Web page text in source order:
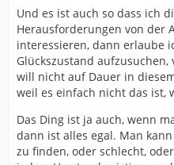
Und es ist auch so dass ich
Herausforderungen von der
interessieren, dann erlaube
Glückszustand
will nicht auf Dauer in
weil es einfach nicht das ist,
Das Ding ist ja auch, wenn
dann ist alles egal. Man
zu finden, oder schlecht,